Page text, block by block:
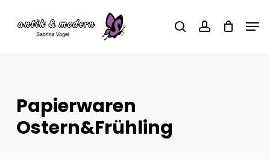
searchaccount
Papierwaren
Ostern&Frühling